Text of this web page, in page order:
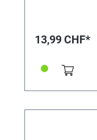
13,99 CHF*